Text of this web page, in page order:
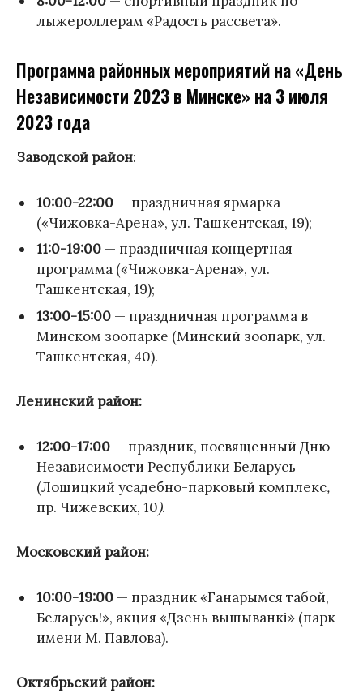
лыжероллерам «Радость рассвета».
Программа районных мероприятий на «День
Независимости 2023 в Минске» на 3 июля
2023 года
Заводской район:
10:00-22:00 — праздничная ярмарка
(«Чижовка-Арена», ул. Ташкентская, 19);
11:0-19:00 — праздничная концертная
программа («Чижовка-Арена», ул.
Ташкентская, 19);
13:00-15:00 — праздничная программа в
Минском зоопарке (Минский зоопарк, ул.
Ташкентская, 40).
Ленинский район:
12:00-17:00 — праздник, посвященный Дню
Независимости Республики Беларусь
(Лошицкий усадебно-парковый комплекс,
пр. Чижевских, 10).
Московский район:
10:00-19:00 — праздник «Ганарымся табой,
Беларусь!», акция «Дзень вышыванкi» (парк
имени М. Павлова).
Октябрьский район: